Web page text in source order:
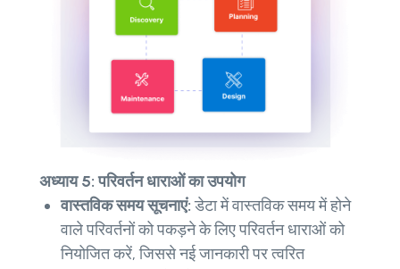
अध्याय 5: परिवर्तन धाराओं का उपयोग
वास्तविक समय सूचनाएं:डेटा में वास्तविक समय में होने
वाले परिवर्तनों को पकड़ने के लिए परिवर्तन धाराओं को
नियोजित करें, जिससे नई जानकारी पर त्वरित